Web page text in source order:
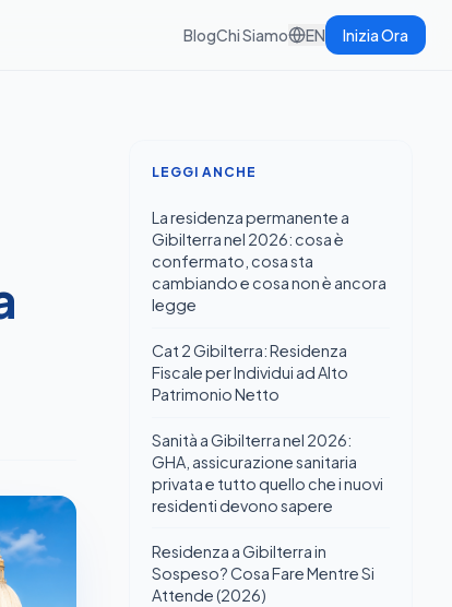
BlogChi Siamo EN Inizia Ora
LEGGI ANCHE
La residenza permanente a
Gibilterra nel 2026: cosa è
confermato, cosa sta
cambiando e cosa non è ancora
legge
Cat 2 Gibilterra: Residenza
Fiscale per Individui ad Alto
Patrimonio Netto
Sanità a Gibilterra nel 2026:
GHA, assicurazione sanitaria
privata e tutto quello che i nuovi
residenti devono sapere
Residenza a Gibilterra in
Sospeso? Cosa Fare Mentre Si
Attende (2026)